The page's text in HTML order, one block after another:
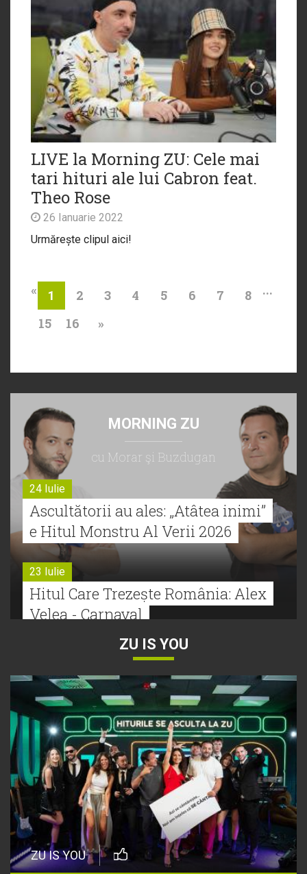
LIVE la Morning ZU: Cele mai
tari hituri ale lui Cabron feat.
Theo Rose
26 Ianuarie 2022
Urmărește clipul aici!
« 1 2 3 4 5 6 7 8 ...
15 16 »
MORNING ZU
cu Morar şi Buzdugan
24 Iulie
Ascultătorii au ales: „Atâtea inimi”
e Hitul Monstru Al Verii 2026
23 Iulie
Hitul Care Trezește România: Alex
Velea - Carnaval
Bătălie strânsă la Hitul Monstru Al
Verii: Cabron versus Faydee
21 Iulie
Dă volumul mai tare! Cabron vine
cu Hitul Monstru al Verii
20 Iulie
Episod nou | Muzica Aia x DJ
Christian Thomson
ZU IS YOU
ZU IS YOU